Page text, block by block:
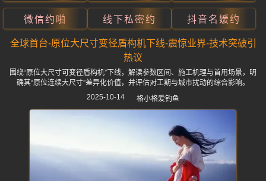
微信约啪 线下私密约 抖音名媛约
全球首台-原位大尺寸变径盾构机下线-震惊业界-技术突破引
热议
围绕“原位大尺寸可变径盾构机”下线，解读参数区间、施工机理与首用场景，明
确其“原位连续大尺寸”差异化价值，并评估对工期与城市扰动的综合影响。
2025-10-14
格小格爱钓鱼